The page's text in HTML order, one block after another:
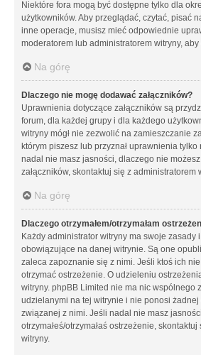
Niektóre fora mogą być dostępne tylko dla
użytkowników. Aby przeglądać, czytać, pisać
inne operacje, musisz mieć odpowiednie
moderatorem lub administratorem witryny, aby
Na górę
Dlaczego nie mogę dodawać załączników?
Uprawnienia dotyczące załączników są
forum, dla każdej grupy i dla każdego
witryny mógł nie zezwolić na zamieszczanie
którym piszesz lub przyznał uprawnienia
nadal nie masz jasności, dlaczego nie
załączników, skontaktuj się z administratorem
Na górę
Dlaczego otrzymałem/otrzymałam
Każdy administrator witryny ma swoje zasady
obowiązujące na danej witrynie. Są one
zaleca zapoznanie się z nimi. Jeśli ktoś ich nie
otrzymać ostrzeżenie. O udzieleniu
witryny. phpBB Limited nie ma nic wspólnego
udzielanymi na tej witrynie i nie ponosi
związanej z nimi. Jeśli nadal nie masz
otrzymałeś/otrzymałaś ostrzeżenie,
witryny.